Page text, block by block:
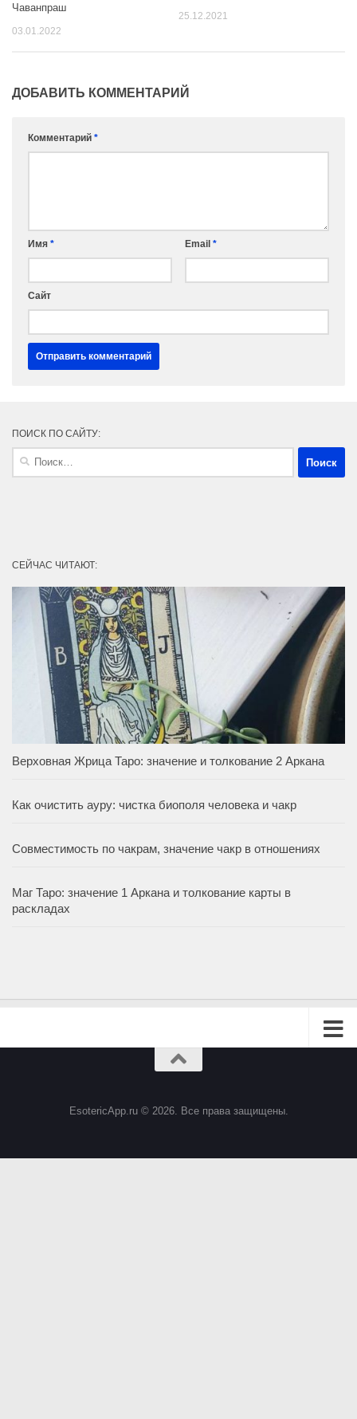
Чаванпраш
03.01.2022
25.12.2021
ДОБАВИТЬ КОММЕНТАРИЙ
Комментарий *
Имя * Email *
Сайт
ПОИСК ПО САЙТУ:
Найти:
СЕЙЧАС ЧИТАЮТ:
Верховная Жрица Таро: значение и толкование 2 Аркана
Как очистить ауру: чистка биополя человека и чакр
Совместимость по чакрам, значение чакр в отношениях
Маг Таро: значение 1 Аркана и толкование карты в
раскладах
EsotericApp.ru © 2026. Все права защищены.